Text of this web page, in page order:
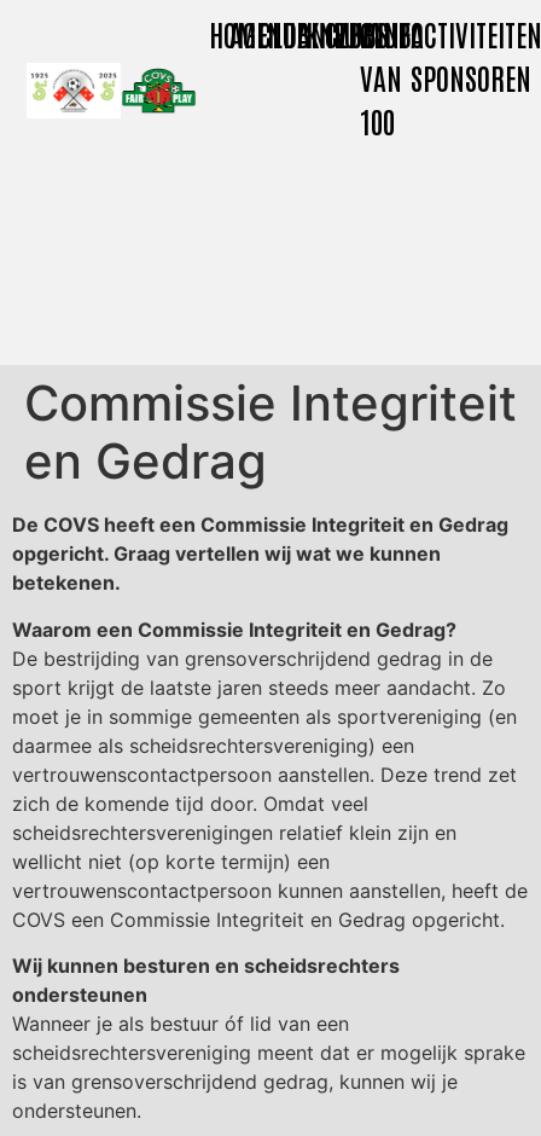
HOME
AGENDA
CLUBNIEUWS
KNVB
CLUBINFO
CLUB
VAN
100
ACTIVITEITEN
SPONSOREN
Commissie Integriteit
en Gedrag
De COVS heeft een Commissie Integriteit en Gedrag
opgericht. Graag vertellen wij wat we kunnen
betekenen.
Waarom een Commissie Integriteit en Gedrag?
De bestrijding van grensoverschrijdend gedrag in de
sport krijgt de laatste jaren steeds meer aandacht. Zo
moet je in sommige gemeenten als sportvereniging (en
daarmee als scheidsrechtersvereniging) een
vertrouwenscontactpersoon aanstellen. Deze trend zet
zich de komende tijd door. Omdat veel
scheidsrechtersverenigingen relatief klein zijn en
wellicht niet (op korte termijn) een
vertrouwenscontactpersoon kunnen aanstellen, heeft de
COVS een Commissie Integriteit en Gedrag opgericht.
Wij kunnen besturen en scheidsrechters
ondersteunen
Wanneer je als bestuur óf lid van een
scheidsrechtersvereniging meent dat er mogelijk sprake
is van grensoverschrijdend gedrag, kunnen wij je
ondersteunen.